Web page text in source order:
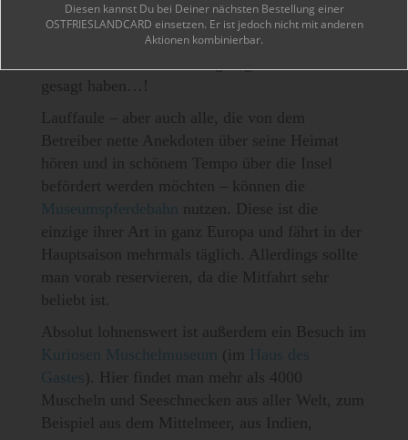
angekommen dann feststellen muss, dass
Wasserflasche, Sonnencreme oder Lieblingsbuch
gesagt haben…!
Lauffaule – aber auch alle, die von dem
Betreiber nette Anekdoten über seine Heimat
hören und in schönem Tempo über die Insel
befördert werden möchten – können die
Museumspferdebahn nutzen. Diese ist die
einzige ihrer Art in ganz Europa und fährt in der
Hauptsaison mehrmals täglich. Allerdings sollte
man vorab reservieren, da die Mitfahrt sehr
beliebt ist.
Absolut lohnenswert ist außerdem ein Besuch im
Kuriosen Muschelmuseum (im Haus des
Gastes ). Hier findet man mehr als 4000
Muscheln und Seeschnecken aus aller Welt, zum
Beispiel aus dem Mittelmeer, aus Indien,
Diesen kannst Du bei Deiner nächsten Bestellung einer
OSTFRIESLANDCARD einsetzen. Er ist jedoch nicht mit anderen
Aktionen kombinierbar.